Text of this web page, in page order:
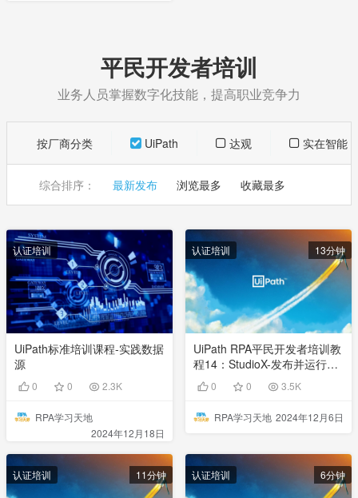
平民开发者培训
业务人员掌握数字化技能，提高职业竞争力
按厂商分类 UiPath 达观 实在智能
综合排序： 最新发布 浏览最多 收藏最多
认证培训
UiPath标准培训课程-实践数据
源
0 0 2.3K
RPA学习天地
2024年12月18日
认证培训 13分钟
UiPath RPA平民开发者培训教
程14：StudioX-发布并运行自
动化 0 0 3.5K
RPA学习天地 2024年12月6日
认证培训 11分钟 认证培训 6分钟